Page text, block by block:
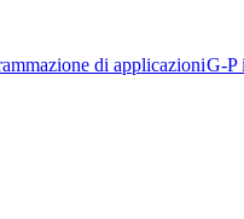
di applicazioni​​G-P